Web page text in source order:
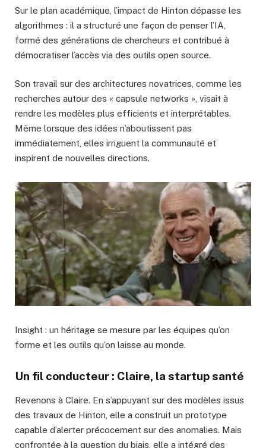
Sur le plan académique, l’impact de Hinton dépasse les
algorithmes : il a structuré une façon de penser l’IA,
formé des générations de chercheurs et contribué à
démocratiser l’accès via des outils open source.
Son travail sur des architectures novatrices, comme les
recherches autour des « capsule networks », visait à
rendre les modèles plus efficients et interprétables.
Même lorsque des idées n’aboutissent pas
immédiatement, elles irriguent la communauté et
inspirent de nouvelles directions.
Insight : un héritage se mesure par les équipes qu’on
forme et les outils qu’on laisse au monde.
Un fil conducteur : Claire, la startup santé
Revenons à Claire. En s’appuyant sur des modèles issus
des travaux de Hinton, elle a construit un prototype
capable d’alerter précocement sur des anomalies. Mais
confrontée à la question du biais, elle a intégré des